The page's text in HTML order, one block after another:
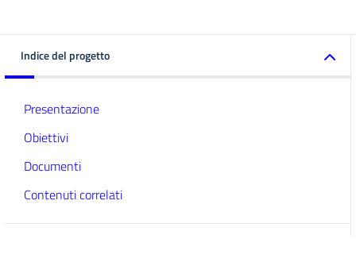
Indice del progetto
Presentazione
Obiettivi
Documenti
Contenuti correlati